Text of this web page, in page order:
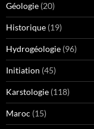
Géologie (20)
Historique (19)
Hydrogéologie (96)
Initiation (45)
Karstologie (118)
Maroc (15)